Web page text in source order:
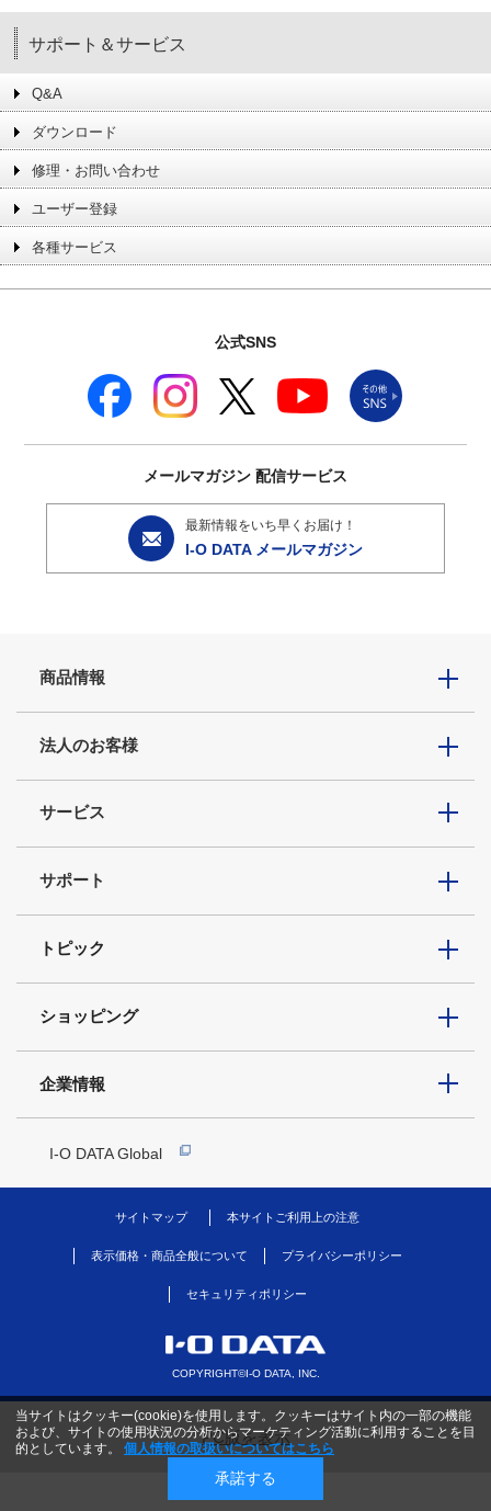
サポート＆サービス
Q&A
ダウンロード
修理・お問い合わせ
ユーザー登録
各種サービス
公式SNS
メールマガジン 配信サービス
最新情報をいち早くお届け！
I-O DATA メールマガジン
商品情報
法人のお客様
サービス
サポート
トピック
ショッピング
企業情報
I-O DATA Global
サイトマップ 本サイトご利用上の注意
表示価格・商品全般について プライバシーポリシー
セキュリティポリシー
COPYRIGHT©I-O DATA, INC.
当サイトはクッキー(cookie)を使用します。クッキーはサイト内の一部の機能
および、サイトの使用状況の分析からマーケティング活動に利用することを目
的としています。
個人情報の取扱いについてはこちら
承諾する
PC版を表示